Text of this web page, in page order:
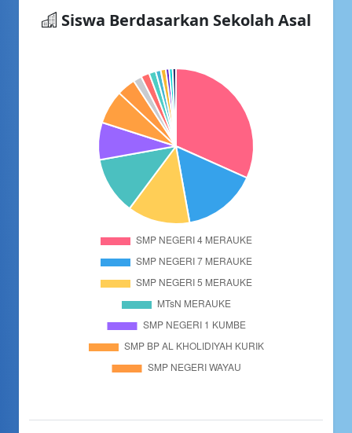
Siswa Berdasarkan Sekolah Asal